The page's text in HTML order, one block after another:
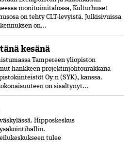
moni­toimitalossa, Kulturhuset
on tehty CLT-levyistä. Julkisivuissa
on...
kesänä
Tampereen yliopiston
hankkeen projektinjohtourakkana
Oy:n (SYK), kanssa.
on sisältynyt...
Hipposkeskus
tulee